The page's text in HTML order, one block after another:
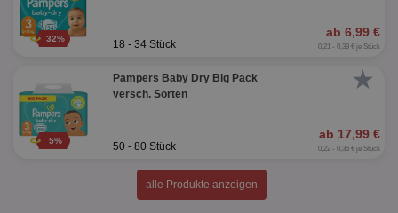
32% ab 6,99 €
18 - 34 Stück 0,21 - 0,39 € je Stück
★
5%
Pampers Baby Dry Big Pack
versch. Sorten
ab 17,99 €
50 - 80 Stück 0,22 - 0,36 € je Stück
alle Produkte anzeigen